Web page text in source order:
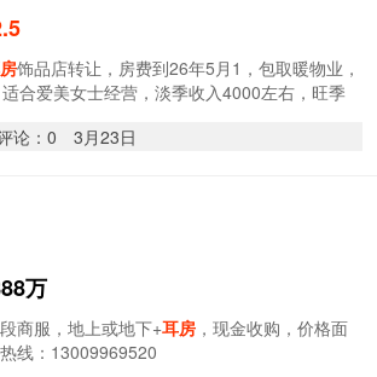
饰品店转让，房费到26年5月1，包取暖物业，
合爱美女士经营，淡季收入4000左右，旺季
论：0 3月23日
万
商服，地上或地下+耳房 ，现金收购，价格面
线：13009969520